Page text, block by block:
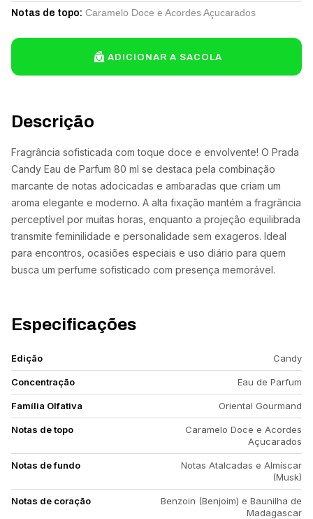
Descrição
Fragrância sofisticada com toque doce e envolvente! O Prada
Candy Eau de Parfum 80 ml se destaca pela combinação
marcante de notas adocicadas e ambaradas que criam um
aroma elegante e moderno. A alta fixação mantém a fragrância
perceptível por muitas horas, enquanto a projeção equilibrada
transmite feminilidade e personalidade sem exageros. Ideal
para encontros, ocasiões especiais e uso diário para quem
busca um perfume sofisticado com presença memorável.
Especificações
Edição Candy
Concentração Eau de Parfum
Família Olfativa Oriental Gourmand
Notas de topo
Caramelo Doce e Acordes
Açucarados
Notas de fundo
Notas Atalcadas e Almíscar
(Musk)
Notas de coração
Benzoin (Benjoim) e Baunilha de
Madagascar
Notas de topo: Caramelo Doce e Acordes Açucarados
ADICIONAR A SACOLA